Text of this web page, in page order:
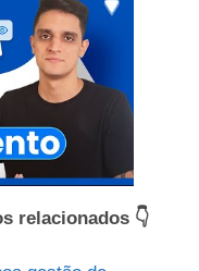
relacionados 👇